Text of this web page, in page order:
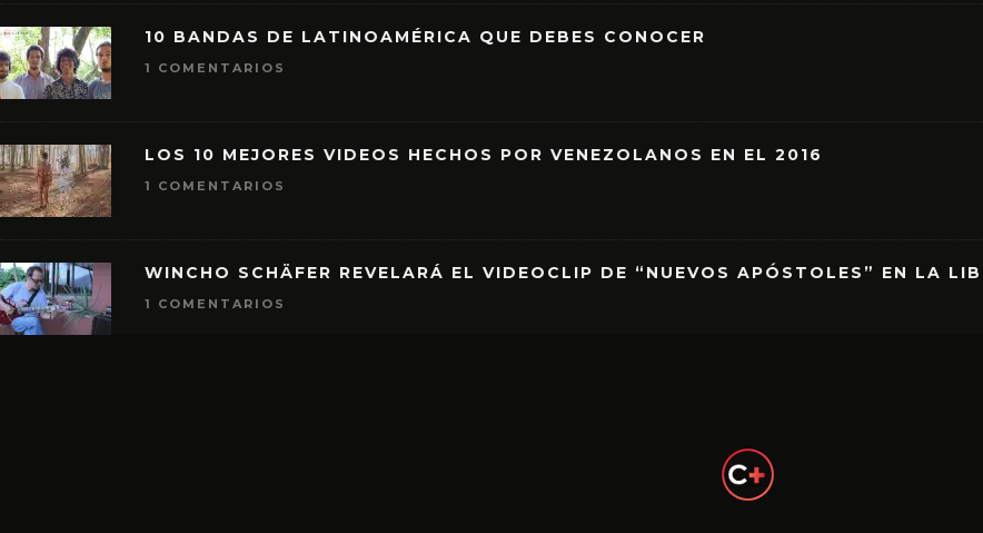
10 BANDAS DE LATINOAMÉRICA QUE DEBES CONOCER
1 COMENTARIOS
LOS 10 MEJORES VIDEOS HECHOS POR VENEZOLANOS EN EL 2016
1 COMENTARIOS
WINCHO SCHÄFER REVELARÁ EL VIDEOCLIP DE “NUEVOS APÓSTOLES” EN LA
1 COMENTARIOS